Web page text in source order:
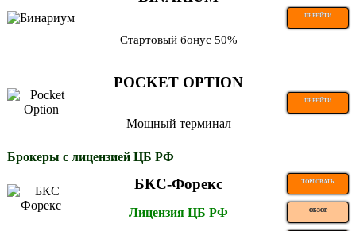
ПЕРЕЙТИ
Стартовый бонус 50%
POCKET OPTION
ПЕРЕЙТИ
Мощный терминал
Брокеры с лицензией ЦБ РФ
БКС-Форекс ТОРГОВАТЬ
Лицензия ЦБ РФ ОБЗОР